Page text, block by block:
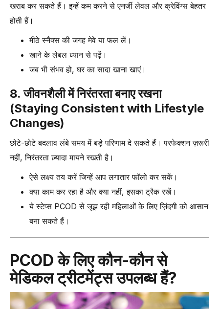
खराब कर सकते हैं। इन्हें कम करने से एनर्जी लेवल और क्रेविंग्स बेहतर
होती हैं।
मीठे स्नैक्स की जगह मेवे या फल लें।
खाने के लेबल ध्यान से पढ़ें।
जब भी संभव हो, घर का सादा खाना खाएं।
8. जीवनशैली में निरंतरता बनाए रखना
(Staying Consistent with Lifestyle
Changes)
छोटे-छोटे बदलाव लंबे समय में बड़े परिणाम दे सकते हैं। परफेक्शन ज़रूरी
नहीं, निरंतरता ज़्यादा मायने रखती है।
ऐसे लक्ष्य तय करें जिन्हें आप लगातार फॉलो कर सकें।
क्या काम कर रहा है और क्या नहीं, इसका ट्रैक रखें।
ये स्टेप्स PCOD से जूझ रही महिलाओं के लिए ज़िंदगी को आसान
बना सकते हैं।
PCOD के लिए कौन-कौन से
मेडिकल ट्रीटमेंट्स उपलब्ध हैं?